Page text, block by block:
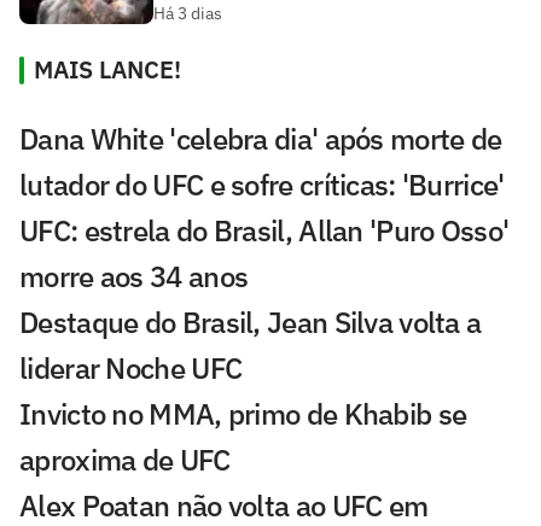
Há 3 dias
MAIS LANCE!
Dana White 'celebra dia' após morte de
lutador do UFC e sofre críticas: 'Burrice'
UFC: estrela do Brasil, Allan 'Puro Osso'
morre aos 34 anos
Destaque do Brasil, Jean Silva volta a
liderar Noche UFC
Invicto no MMA, primo de Khabib se
aproxima de UFC
Alex Poatan não volta ao UFC em